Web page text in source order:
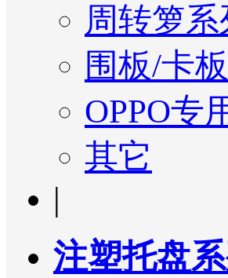
周转箩系
围板/卡
OPPO专
其它
|
注塑托盘系